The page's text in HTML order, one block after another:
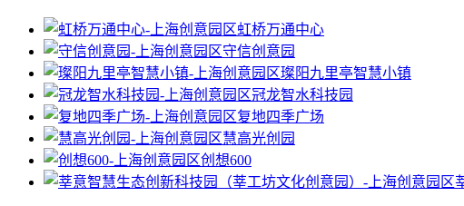
虹桥万通中心
守信创意园
璨阳九里亭智慧小镇
冠龙智水科技园
复地四季广场
慧高光创园
创想600